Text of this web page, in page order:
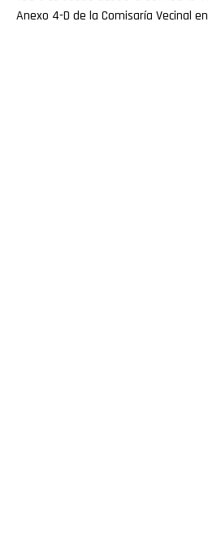
Anexo 4-D de la Comisaría Vecinal